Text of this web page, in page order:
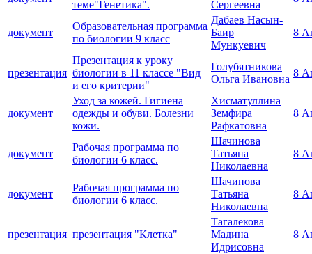
теме"Генетика". Сергеевна
документ
Образовательная программа
по биологии 9 класс
Дабаев Насын-
Баир
Мункуевич
8
презентация
Презентация к уроку
биологии в 11 классе "Вид
и его критерии"
Голубятникова
Ольга Ивановна
8
документ
Уход за кожей. Гигиена
одежды и обуви. Болезни
кожи.
Хисматуллина
Земфира
Рафкатовна
8
документ
Рабочая программа по
биологии 6 класс.
Шачинова
Татьяна
Николаевна
8
документ
Рабочая программа по
биологии 6 класс.
Шачинова
Татьяна
Николаевна
8
презентация презентация "Клетка"
Тагалекова
Мадина
Идрисовна
8